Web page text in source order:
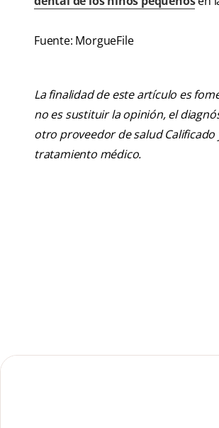
Fuente: MorgueFile
La finalidad de este artículo es
no es sustituir la opinión, el
otro proveedor de salud
tratamiento médico.